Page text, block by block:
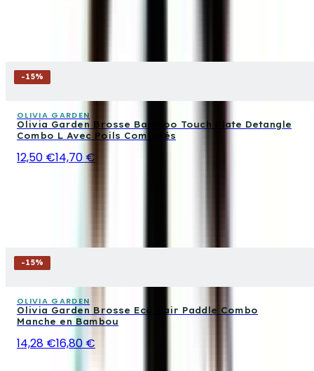
-15%
OLIVIA GARDEN
Olivia Garden Brosse Bamboo Touch Plate Detangle
Combo L Avec Poils Combinés
12,50 €14,70 €
-15%
OLIVIA GARDEN
Olivia Garden Brosse Eco Hair Paddle Combo
Manche en Bambou
14,28 €16,80 €